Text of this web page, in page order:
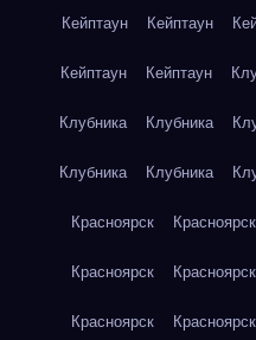
Кейптаун Кейптаун
Кейптаун Кейптаун
Клубника Клубника
Клубника Клубника
Красноярск Красноярск
Красноярск Красноярск
Красноярск Красноярск